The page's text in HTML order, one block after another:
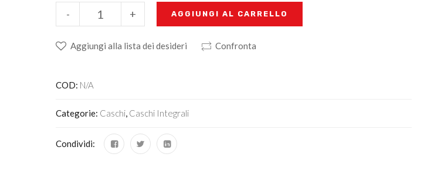
+
- AGGIUNGI AL CARRELLO
Aggiungi alla lista dei desideri Confronta
COD: N/A
Categorie: Caschi Caschi Integrali
Condividi: